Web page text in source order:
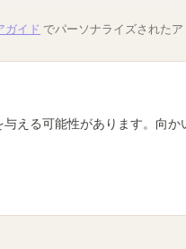
ガイド でパーソナライズされたア
える可能性があります。向